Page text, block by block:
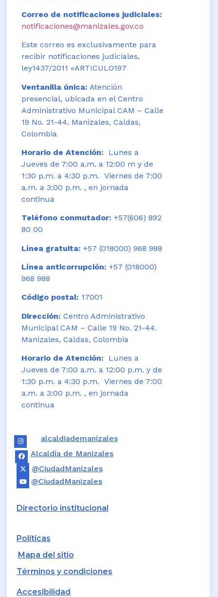
Correo de notificaciones judiciales:
notificaciones@manizales.gov.co
Este correo es exclusivamente para
recibir notificaciones judiciales,
ley1437/2011 «ARTICULO197
Ventanilla única: Atención
presencial, ubicada en el Centro
Administrativo Municipal CAM – Calle
19 No. 21-44. Manizales, Caldas,
Colombia
Horario de Atención:
Lunes a
Jueves de 7:00 a.m. a 12:00 m y de
1:30 p.m. a 4:30 p.m. Viernes de 7:00
a.m. a 3:00 p.m. , en jornada
continua
Teléfono conmutador: +57(606) 892
80 00
Línea gratuita: +57 (018000) 968 988
Línea anticorrupción: +57 (018000)
968 988
Código postal: 17001
Dirección: Centro Administrativo
Municipal CAM – Calle 19 No. 21-44.
Manizales, Caldas, Colombia
Horario de Atención: Lunes a
Jueves de 7:00 a.m. a 12:00 p.m. y de
1:30 p.m. a 4:30 p.m. Viernes de 7:00
a.m. a 3:00 p.m. , en jornada
continua
alcaldiademanizales
Alcaldía de Manizales
@CiudadManizales
@CiudadManizales
Directorio institucional
Políticas
Mapa del sitio
Términos y condiciones
Accesibilidad